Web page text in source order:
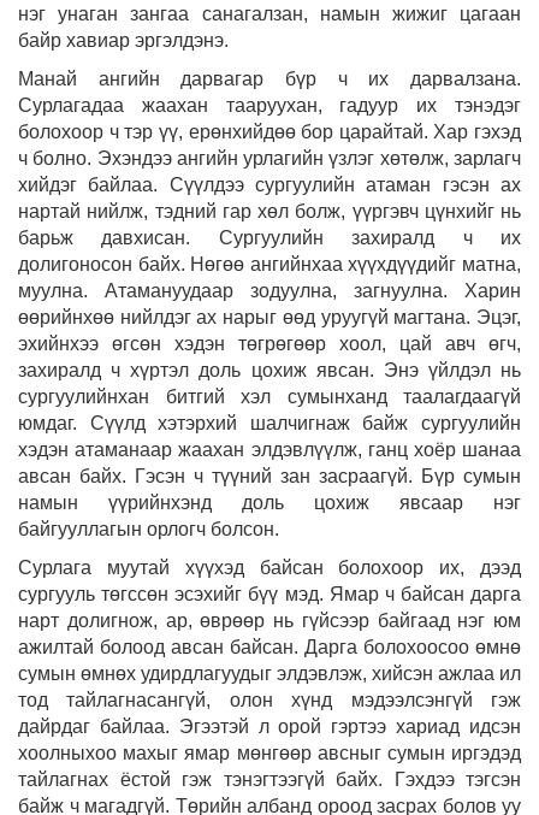
нэг унаган зангаа санагалзан, намын жижиг цагаан
байр хавиар эргэлдэнэ.
Манай ангийн дарвагар бүр ч их дарвалзана.
Сурлагадаа жаахан тааруухан, гадуур их тэнэдэг
болохоор ч тэр үү, ерөнхийдөө бор царайтай. Хар гэхэд
ч болно. Эхэндээ ангийн урлагийн үзлэг хөтөлж, зарлагч
хийдэг байлаа. Сүүлдээ сургуулийн атаман гэсэн ах
нартай нийлж, тэдний гар хөл болж, үүргэвч цүнхийг нь
барьж давхисан. Сургуулийн захиралд ч их
долигоносон байх. Нөгөө ангийнхаа хүүхдүүдийг матна,
муулна. Атамануудаар зодуулна, загнуулна. Харин
өөрийнхөө нийлдэг ах нарыг өөд уруугүй магтана. Эцэг,
эхийнхээ өгсөн хэдэн төгрөгөөр хоол, цай авч өгч,
захиралд ч хүртэл доль цохиж явсан. Энэ үйлдэл нь
сургуулийнхан битгий хэл сумынханд таалагдаагүй
юмдаг. Сүүлд хэтэрхий шалчигнаж байж сургуулийн
хэдэн атаманаар жаахан элдэвлүүлж, ганц хоёр шанаа
авсан байх. Гэсэн ч түүний зан засраагүй. Бүр сумын
намын үүрийнхэнд доль цохиж явсаар нэг
байгууллагын орлогч болсон.
Сурлага муутай хүүхэд байсан болохоор их, дээд
сургууль төгссөн эсэхийг бүү мэд. Ямар ч байсан дарга
нарт долигнож, ар, өврөөр нь гүйсээр байгаад нэг юм
ажилтай болоод авсан байсан. Дарга болохоосоо өмнө
сумын өмнөх удирдлагуудыг элдэвлэж, хийсэн ажлаа ил
тод тайлагнасангүй, олон хүнд мэдээлсэнгүй гэж
дайрдаг байлаа. Эгээтэй л орой гэртээ хариад идсэн
хоолныхоо махыг ямар мөнгөөр авсныг сумын иргэдэд
тайлагнах ёстой гэж тэнэгтээгүй байх. Гэхдээ тэгсэн
байж ч магадгүй. Төрийн албанд ороод засрах болов уу